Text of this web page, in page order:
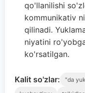
qo'llanilishi
kommunikativ
qilinadi.
niyatini
ko'rsatilgan.
Kalit so'zlar: "da